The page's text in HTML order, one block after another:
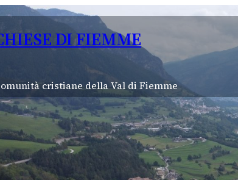
DI FIEMME
cristiane della Val di Fiemme